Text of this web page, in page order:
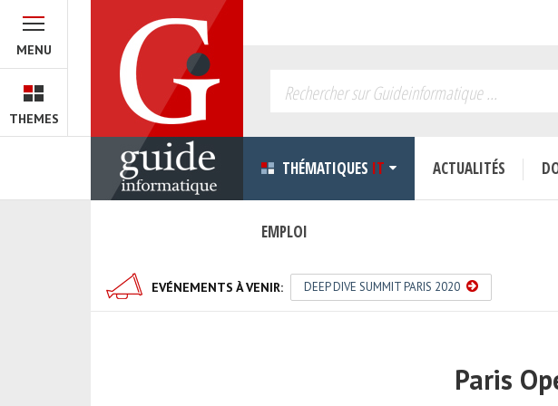
MENU
THEMES
THÉMATIQUES IT
Cochez les thèmatiques que vous souhaitez parcourir sur le site:
Développement
E.R.P.
Green I.T.
Infra & Réseaux
Innovation
Progiciels
ACTUALITÉS
EMPLOI
EVÉNEMENTS À VENIR:
DEEP DIVE SUMMIT PARIS 2020
WEBINAIRE : COMPRENDRE COMMENT
Paris